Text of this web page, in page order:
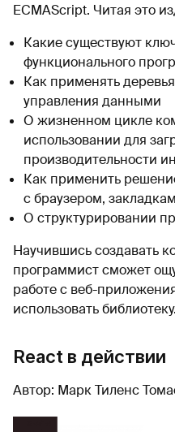
ECMAScript. Читая это
Какие существуют
функционального
Как применять
управления данными
О жизненном цикле
использовании для
производительности
Как применить
с браузером,
О структурировании
Научившись создавать
программист сможет
работе с веб-
использовать библиотеку.
React в действии
Автор: Марк Тиленс